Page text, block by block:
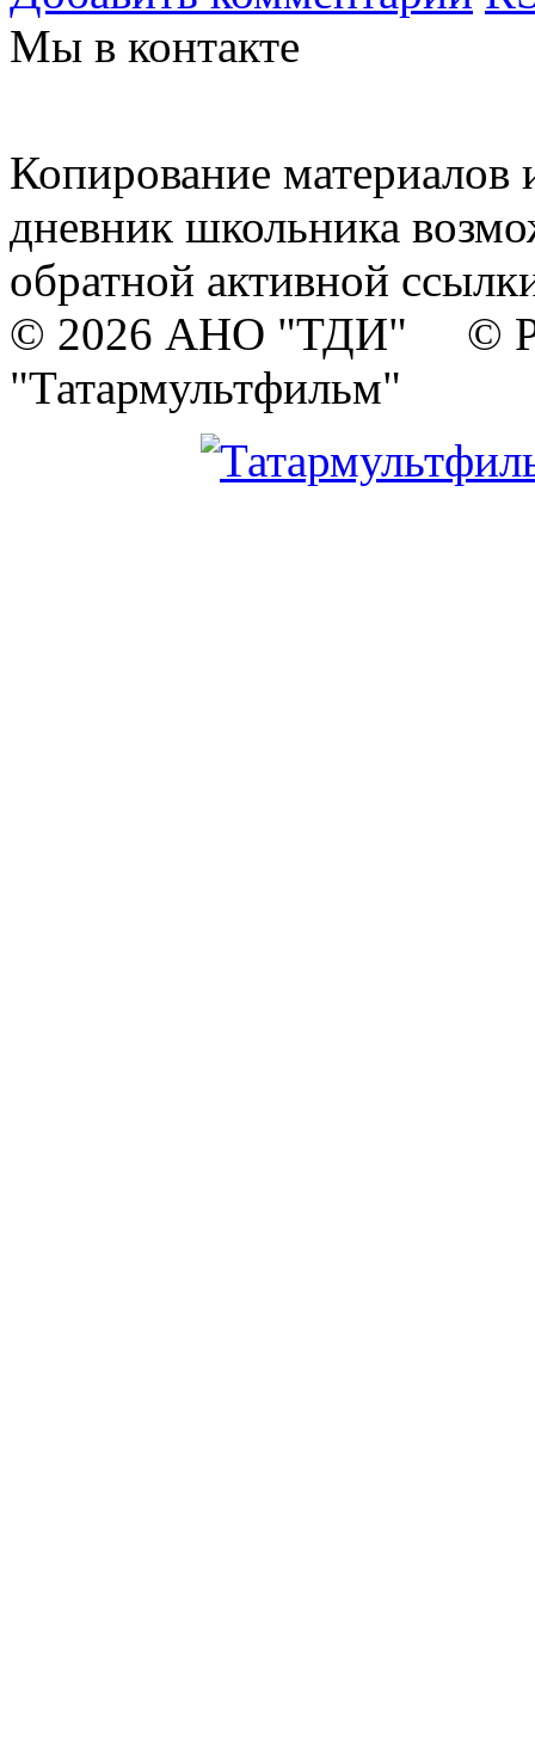
Мы в контакте
Копирование материалов
дневник школьника
обратной активной
© 2026 АНО "ТДИ" ©
"Татармультфильм"